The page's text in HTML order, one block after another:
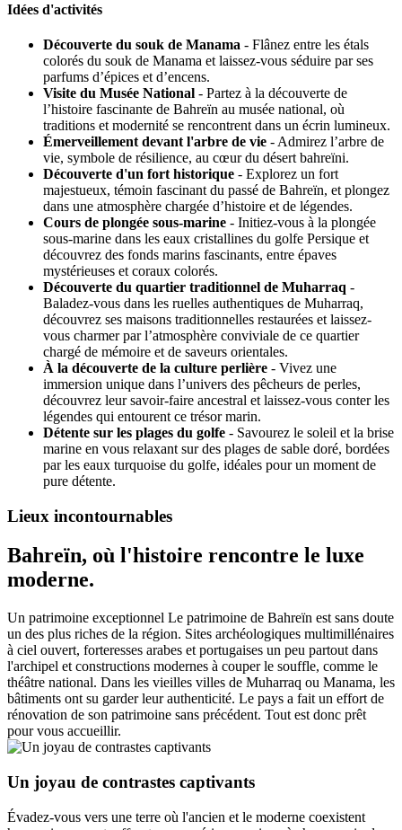
Idées d'activités
Découverte du souk de Manama - Flânez entre les étals
colorés du souk de Manama et laissez-vous séduire par ses
parfums d’épices et d’encens.
Visite du Musée National - Partez à la découverte de
l’histoire fascinante de Bahreïn au musée national, où
traditions et modernité se rencontrent dans un écrin lumineux.
Émerveillement devant l'arbre de vie - Admirez l’arbre de
vie, symbole de résilience, au cœur du désert bahreïni.
Découverte d'un fort historique - Explorez un fort
majestueux, témoin fascinant du passé de Bahreïn, et plongez
dans une atmosphère chargée d’histoire et de légendes.
Cours de plongée sous-marine - Initiez-vous à la plongée
sous-marine dans les eaux cristallines du golfe Persique et
découvrez des fonds marins fascinants, entre épaves
mystérieuses et coraux colorés.
Découverte du quartier traditionnel de Muharraq -
Baladez-vous dans les ruelles authentiques de Muharraq,
découvrez ses maisons traditionnelles restaurées et laissez-
vous charmer par l’atmosphère conviviale de ce quartier
chargé de mémoire et de saveurs orientales.
À la découverte de la culture perlière - Vivez une
immersion unique dans l’univers des pêcheurs de perles,
découvrez leur savoir-faire ancestral et laissez-vous conter les
légendes qui entourent ce trésor marin.
Détente sur les plages du golfe - Savourez le soleil et la brise
marine en vous relaxant sur des plages de sable doré, bordées
par les eaux turquoise du golfe, idéales pour un moment de
pure détente.
Lieux incontournables
Bahreïn, où l'histoire rencontre le luxe
moderne.
Un patrimoine exceptionnel Le patrimoine de Bahreïn est sans doute
un des plus riches de la région. Sites archéologiques multimillénaires
à ciel ouvert, forteresses arabes et portugaises un peu partout dans
l'archipel et constructions modernes à couper le souffle, comme le
théâtre national. Dans les vieilles villes de Muharraq ou Manama, les
bâtiments ont su garder leur authenticité. Le pays a fait un effort de
rénovation de son patrimoine sans précédent. Tout est donc prêt
pour vous accueillir.
Un joyau de contrastes captivants
Évadez-vous vers une terre où l'ancien et le moderne coexistent